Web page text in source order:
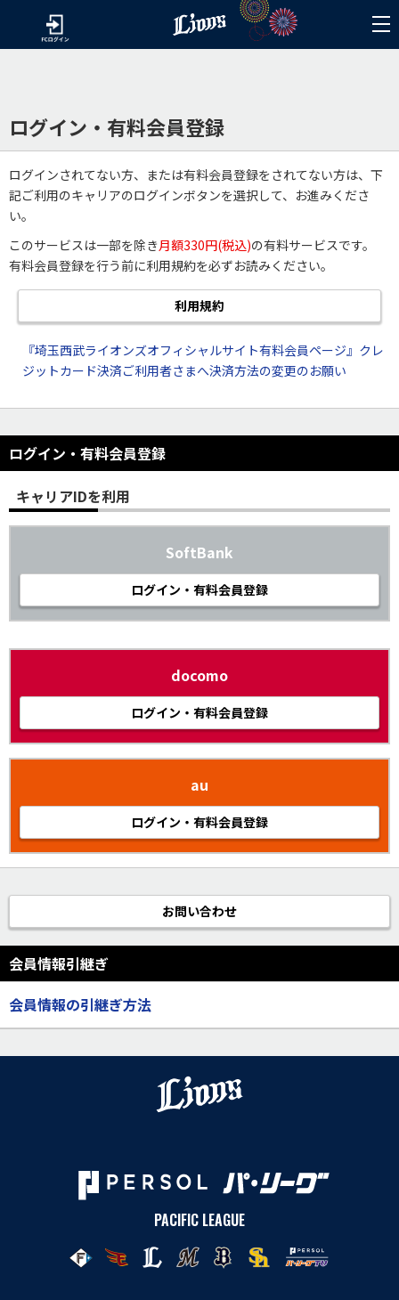
ログイン・有料会員登録
ログインされてない方、または有料会員登録をされてない方は、下
記ご利用のキャリアのログインボタンを選択して、お進みくださ
い。
このサービスは一部を除き月額330円(税込)の有料サービスです。
有料会員登録を行う前に利用規約を必ずお読みください。
利用規約
『埼玉西武ライオンズオフィシャルサイト有料会員ページ』クレ
ジットカード決済ご利用者さまへ決済方法の変更のお願い
ログイン・有料会員登録
キャリアIDを利用
SoftBank
ログイン・有料会員登録
docomo
ログイン・有料会員登録
au
ログイン・有料会員登録
お問い合わせ
会員情報引継ぎ
会員情報の引継ぎ方法
PACIFIC LEAGUE